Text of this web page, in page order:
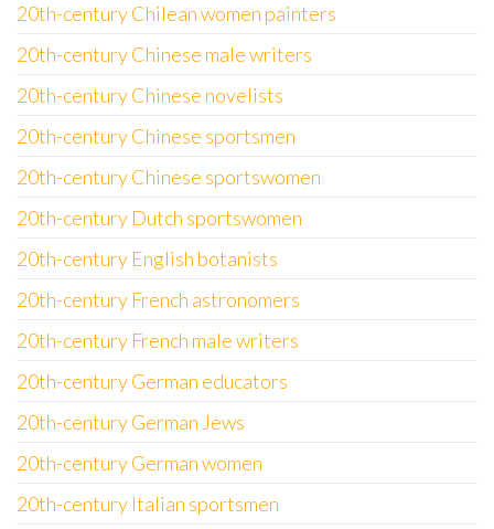
20th-century Chilean women painters
20th-century Chinese male writers
20th-century Chinese novelists
20th-century Chinese sportsmen
20th-century Chinese sportswomen
20th-century Dutch sportswomen
20th-century English botanists
20th-century French astronomers
20th-century French male writers
20th-century German educators
20th-century German Jews
20th-century German women
20th-century Italian sportsmen